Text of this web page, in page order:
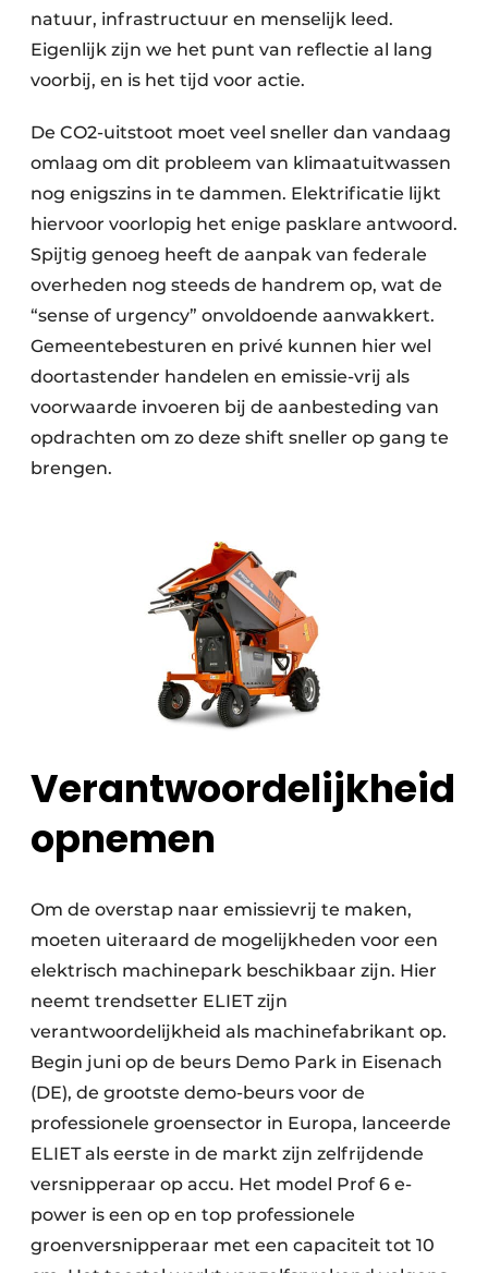
natuur, infrastructuur en menselijk leed.
Eigenlijk zijn we het punt van reflectie al lang
voorbij, en is het tijd voor actie.
De CO2-uitstoot moet veel sneller dan vandaag
omlaag om dit probleem van klimaatuitwassen
nog enigszins in te dammen. Elektrificatie lijkt
hiervoor voorlopig het enige pasklare antwoord.
Spijtig genoeg heeft de aanpak van federale
overheden nog steeds de handrem op, wat de
“sense of urgency” onvoldoende aanwakkert.
Gemeentebesturen en privé kunnen hier wel
doortastender handelen en emissie-vrij als
voorwaarde invoeren bij de aanbesteding van
opdrachten om zo deze shift sneller op gang te
brengen.
Verantwoordelijkheid
opnemen
Om de overstap naar emissievrij te maken,
moeten uiteraard de mogelijkheden voor een
elektrisch machinepark beschikbaar zijn. Hier
neemt trendsetter ELIET zijn
verantwoordelijkheid als machinefabrikant op.
Begin juni op de beurs Demo Park in Eisenach
(DE), de grootste demo-beurs voor de
professionele groensector in Europa, lanceerde
ELIET als eerste in de markt zijn zelfrijdende
versnipperaar op accu. Het model Prof 6 e-
power is een op en top professionele
groenversnipperaar met een capaciteit tot 10